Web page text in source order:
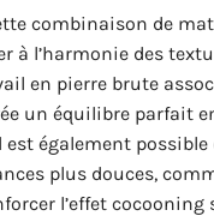
combinaison de
à l’harmonie des
en pierre brute
un équilibre parfait
également possible
plus douces,
l’effet